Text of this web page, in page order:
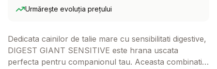
Urmărește evoluția prețului
Dedicata cainilor de talie mare cu sensibilitati digestive,
DIGEST GIANT SENSITIVE este hrana uscata
perfecta pentru companionul tau. Aceasta combinatie